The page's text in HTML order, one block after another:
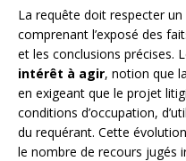
La requête doit respecter un
comprenant l’exposé des
et les conclusions précises.
intérêt à agir, notion que
en exigeant que le projet
conditions d’occupation,
du requérant. Cette
le nombre de recours jugés